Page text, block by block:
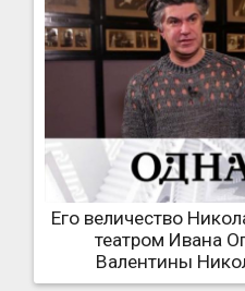
Его величество
театром Ивана
Валентины